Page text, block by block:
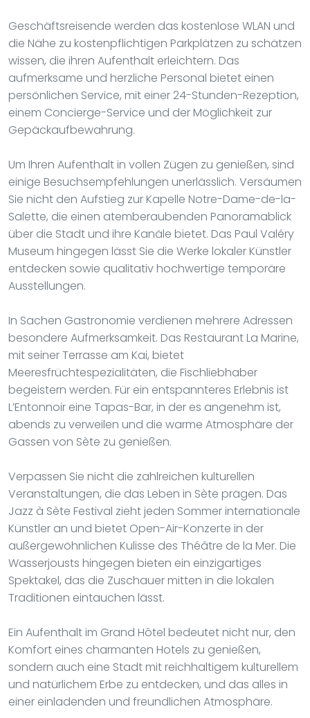
Geschäftsreisende werden das kostenlose WLAN und
die Nähe zu kostenpflichtigen Parkplätzen zu schätzen
wissen, die ihren Aufenthalt erleichtern. Das
aufmerksame und herzliche Personal bietet einen
persönlichen Service, mit einer 24-Stunden-Rezeption,
einem Concierge-Service und der Möglichkeit zur
Gepäckaufbewahrung.
Um Ihren Aufenthalt in vollen Zügen zu genießen, sind
einige Besuchsempfehlungen unerlässlich. Versäumen
Sie nicht den Aufstieg zur Kapelle Notre-Dame-de-la-
Salette, die einen atemberaubenden Panoramablick
über die Stadt und ihre Kanäle bietet. Das Paul Valéry
Museum hingegen lässt Sie die Werke lokaler Künstler
entdecken sowie qualitativ hochwertige temporäre
Ausstellungen.
In Sachen Gastronomie verdienen mehrere Adressen
besondere Aufmerksamkeit. Das Restaurant La Marine,
mit seiner Terrasse am Kai, bietet
Meeresfrüchtespezialitäten, die Fischliebhaber
begeistern werden. Für ein entspannteres Erlebnis ist
L’Entonnoir eine Tapas-Bar, in der es angenehm ist,
abends zu verweilen und die warme Atmosphäre der
Gassen von Sète zu genießen.
Verpassen Sie nicht die zahlreichen kulturellen
Veranstaltungen, die das Leben in Sète prägen. Das
Jazz à Sète Festival zieht jeden Sommer internationale
Künstler an und bietet Open-Air-Konzerte in der
außergewöhnlichen Kulisse des Théâtre de la Mer. Die
Wasserjousts hingegen bieten ein einzigartiges
Spektakel, das die Zuschauer mitten in die lokalen
Traditionen eintauchen lässt.
Ein Aufenthalt im Grand Hôtel bedeutet nicht nur, den
Komfort eines charmanten Hotels zu genießen,
sondern auch eine Stadt mit reichhaltigem kulturellem
und natürlichem Erbe zu entdecken, und das alles in
einer einladenden und freundlichen Atmosphäre.